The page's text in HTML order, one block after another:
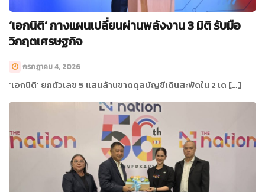
‘เอกนิติ’ กางแผนเปลี่ยนผ่านพลังงาน 3 มิติ รับมือ
วิกฤตเศรษฐกิจ
กรกฎาคม 4, 2026
‘เอกนิติ’ ยกตัวเลข 5 แสนล้านขาดดุลบัญชีเดินสะพัดใน 2 เด […]